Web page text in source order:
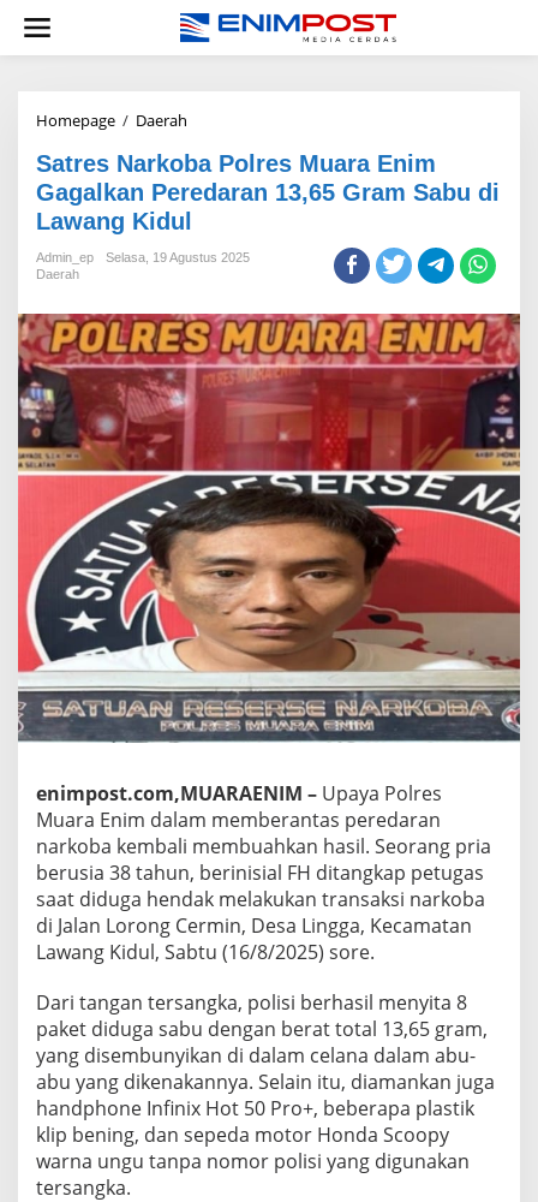
konten
Homepage / Daerah
Polres
Muara
Enim
Gagalkan
Peredaran
Sabu
di
Lawang
Kidul
Satres Narkoba Polres Muara Enim
Gagalkan Peredaran 13,65 Gram Sabu di
Lawang Kidul
Admin_ep
Selasa, 19 Agustus 2025
Daerah
enimpost.com,MUARAENIM – Upaya Polres
Muara Enim dalam memberantas peredaran
narkoba kembali membuahkan hasil. Seorang pria
berusia 38 tahun, berinisial FH ditangkap petugas
saat diduga hendak melakukan transaksi narkoba
di Jalan Lorong Cermin, Desa Lingga, Kecamatan
Lawang Kidul, Sabtu (16/8/2025) sore.
Dari tangan tersangka, polisi berhasil menyita 8
paket diduga sabu dengan berat total 13,65 gram,
yang disembunyikan di dalam celana dalam abu-
abu yang dikenakannya. Selain itu, diamankan juga
handphone Infinix Hot 50 Pro+, beberapa plastik
klip bening, dan sepeda motor Honda Scoopy
warna ungu tanpa nomor polisi yang digunakan
tersangka.